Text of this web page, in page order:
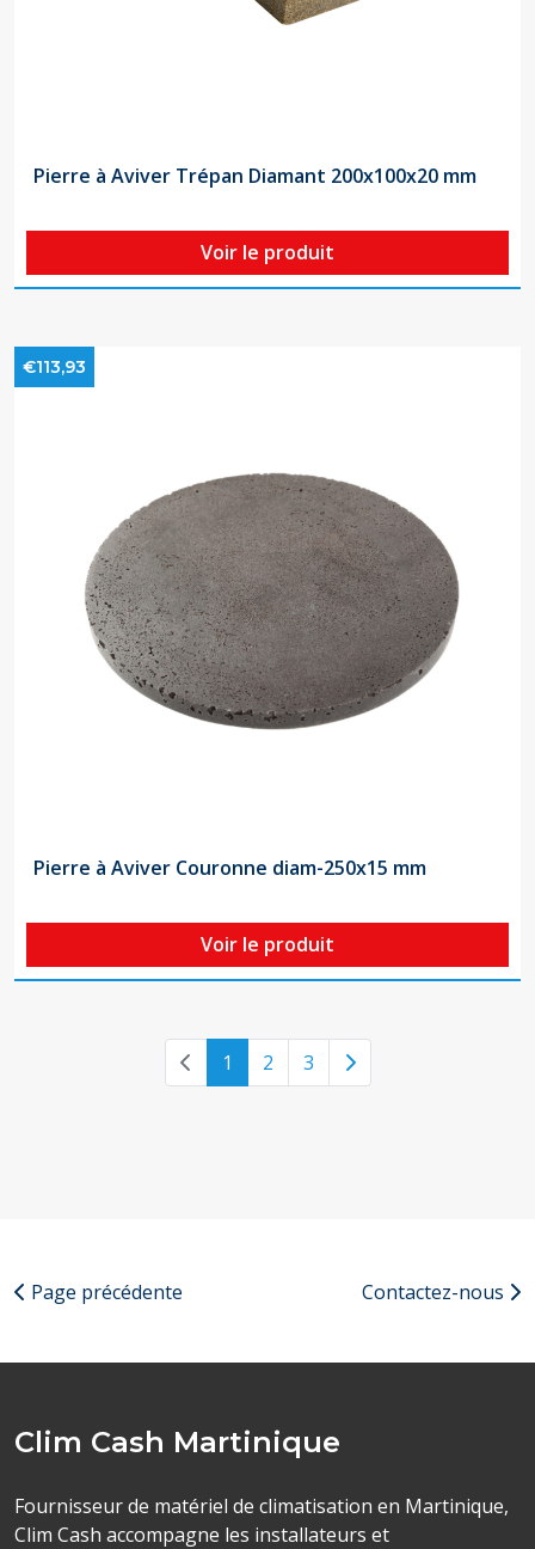
Pierre à Aviver Trépan Diamant 200x100x20 mm
Voir le produit
€113,93
Pierre à Aviver Couronne diam-250x15 mm
Voir le produit
Previous page
1 2 3 Next page
Page précédente Contactez-nous
Clim Cash Martinique
Fournisseur de matériel de climatisation en Martinique,
Clim Cash accompagne les installateurs et